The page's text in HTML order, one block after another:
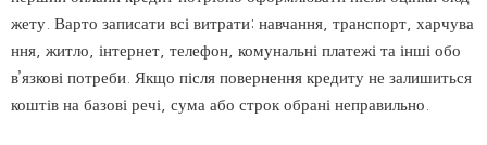
жету. Варто записати всі витрати: навчання, транспорт, харчува
ння, житло, інтернет, телефон, комунальні платежі та інші обо
в’язкові потреби. Якщо після повернення кредиту не залишиться
коштів на базові речі, сума або строк обрані неправильно.